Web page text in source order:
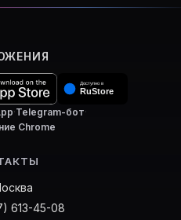
·Telegram-бот·
Chrome
613-45-08